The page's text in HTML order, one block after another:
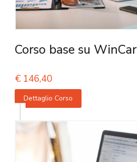
Corso base su WinCar
€ 146,40
Dettaglio Corso